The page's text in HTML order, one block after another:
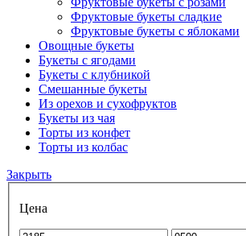
Фруктовые букеты сладкие
Фруктовые букеты с яблоками
Овощные букеты
Букеты с ягодами
Букеты с клубникой
Смешанные букеты
Из орехов и сухофруктов
Букеты из чая
Торты из конфет
Торты из колбас
Закрыть
Цена